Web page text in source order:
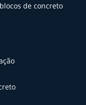
de concreto